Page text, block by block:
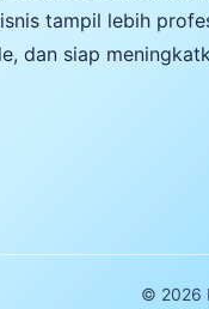
tampil lebih
dan siap
© 2026